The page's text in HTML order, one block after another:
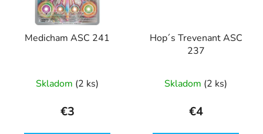
Medicham ASC 241
Skladom (2 ks)
€3
Hop´s Trevenant ASC
237
Skladom (2 ks)
€4